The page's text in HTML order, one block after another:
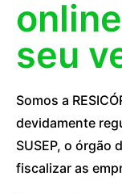
seu
Somos a
devidamente
SUSEP, o órgão
fiscalizar as